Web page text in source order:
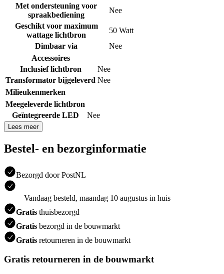
Met ondersteuning voor
spraakbediening
Nee
Geschikt voor maximum
wattage lichtbron
50 Watt
Dimbaar via
Nee
Accessoires
Inclusief lichtbron
Nee
Transformator bijgeleverd Nee
Milieukenmerken
Meegeleverde lichtbron
Geïntegreerde LED
Nee
Lees meer
Bestel- en bezorginformatie
Bezorgd door PostNL
Vandaag besteld, maandag 10 augustus in huis
Gratis thuisbezorgd
Gratis bezorgd in de bouwmarkt
Gratis retourneren in de bouwmarkt
Gratis retourneren in de bouwmarkt